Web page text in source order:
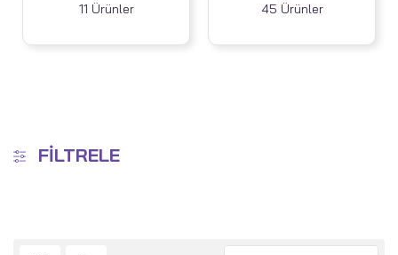
11 Ürünler
45 Ürünler
FILTRELE